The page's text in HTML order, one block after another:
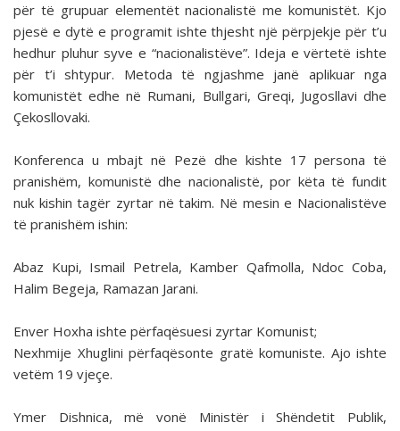
për të grupuar elementët nacionalistë me komunistët. Kjo
pjesë e dytë e programit ishte thjesht një përpjekje për t’u
hedhur pluhur syve e “nacionalistëve”. Ideja e vërtetë ishte
për t’i shtypur. Metoda të ngjashme janë aplikuar nga
komunistët edhe në Rumani, Bullgari, Greqi, Jugosllavi dhe
Çekosllovaki.
Konferenca u mbajt në Pezë dhe kishte 17 persona të
pranishëm, komunistë dhe nacionalistë, por këta të fundit
nuk kishin tagër zyrtar në takim. Në mesin e Nacionalistëve
të pranishëm ishin:
Abaz Kupi, Ismail Petrela, Kamber Qafmolla, Ndoc Coba,
Halim Begeja, Ramazan Jarani.
Enver Hoxha ishte përfaqësuesi zyrtar Komunist;
Nexhmije Xhuglini përfaqësonte gratë komuniste. Ajo ishte
vetëm 19 vjeçe.
Ymer Dishnica, më vonë Ministër i Shëndetit Publik,